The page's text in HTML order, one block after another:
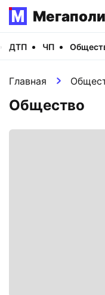
ДТП ЧП
Главная
Общество